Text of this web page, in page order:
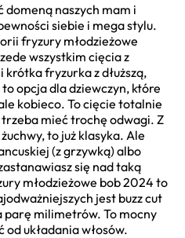
domeną naszych mam i
siebie i mega stylu.
fryzury młodzieżowe
wszystkim cięcia z
fryzurka z dłuższą,
opcja dla dziewczyn, które
kobieco. To cięcie totalnie
mieć trochę odwagi. Z
to już klasyka. Ale
(z grzywką) albo
się nad taką
młodzieżowe bob 2024 to
jest buzz cut
parę milimetrów. To mocny
układania włosów.